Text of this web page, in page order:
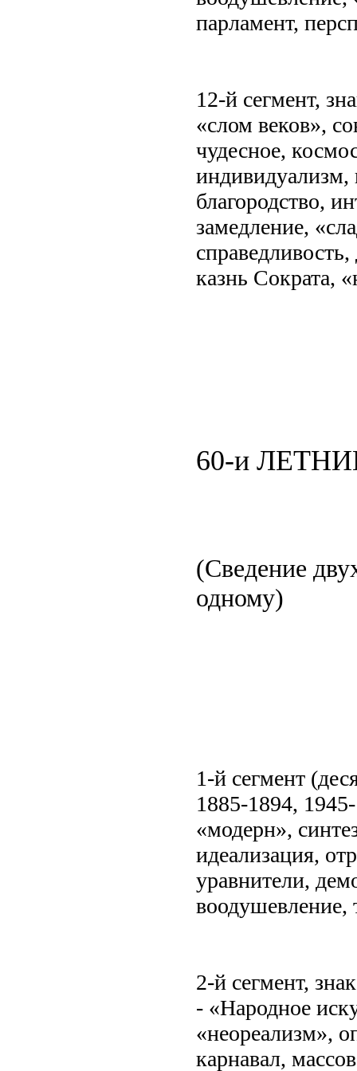
парламент,
12-й сегмент,
«слом веков»,
чудесное,
индивидуализм,
благородство,
замедление,
казнь Сократа,
60-и
(Сведение
одному)
1-й сегмент
1885-1894,
«модерн»,
идеализация,
уравнители,
воодушевление,
2-й сегмент,
- «Народное
«неореализм»,
карнавал,